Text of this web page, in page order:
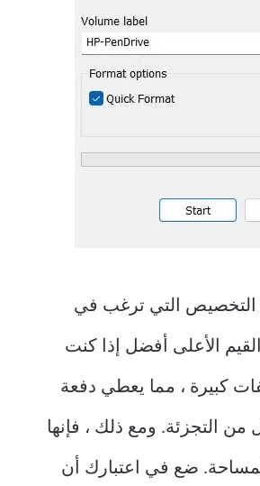
التخصيص التي ترغب في
الأعلى أفضل إذا كنت
كبيرة ، مما يعطي دفعة
من التجزئة. ومع ذلك ، فإنها
ضع في اعتبارك أن